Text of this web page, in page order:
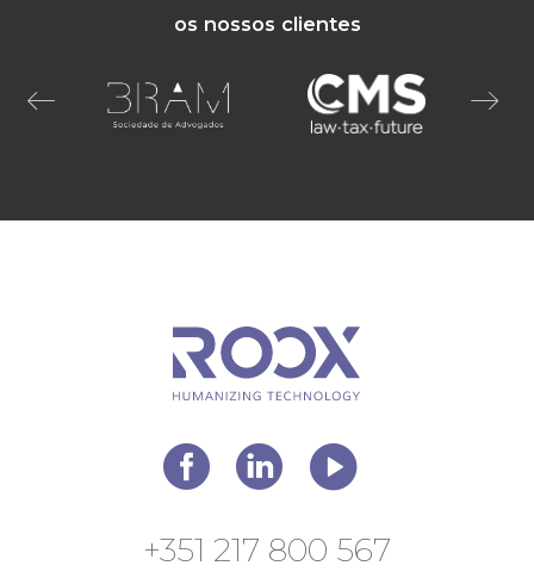
os nossos clientes
+351 217 800 567